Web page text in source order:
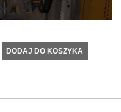
DODAJ DO KOSZYKA